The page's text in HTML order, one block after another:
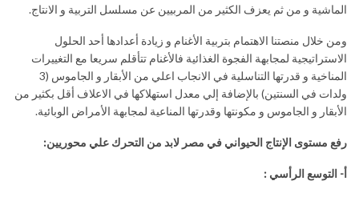
الماشية و من ثم يعزف الكثير من المربيين عن مسلسل التربية و الانتاج.
ومن خلال منصتنا الاهتمام بتربية الأغنام و زيادة أعدادها أحد الحلول
الاستراتيجية لمجابهة الفجوة الغذائية فالأغنام تتأقلم سريعا مع التغييرات
المناخية و قدرتها التناسلية في الانجاب اعلي من الأبقار و الجاموس (3
ولدات في السنتين) بالإضافة إلي معدل استهلاكها في الاعلاف أقل بكثير من
الأبقار و الجاموس و مكونتها وقدرتها المناعية لمجابهة الأمراض الوبائية.
رفع مستوى الإنتاج الحيواني في مصر لابد من التحرك علي محوريين:
أ- التوسع الرأسي :